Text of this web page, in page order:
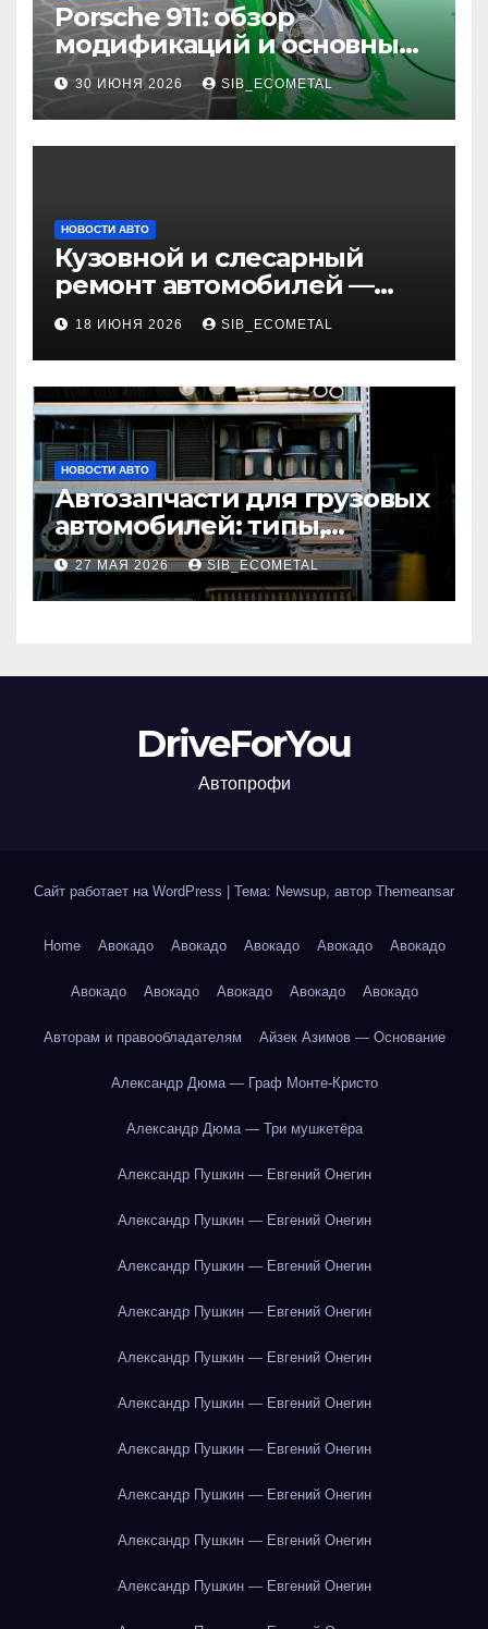
Porsche 911: обзор
модификаций и основные
характеристики
30 ИЮНЯ 2026 SIB_ECOMETAL
НОВОСТИ АВТО
Кузовной и слесарный
ремонт автомобилей —
наличие оригинальных
запчастей и типичные
сроки выполнения работ
18 ИЮНЯ 2026 SIB_ECOMETAL
НОВОСТИ АВТО
Автозапчасти для грузовых
автомобилей: типы,
совместимость и критерии
подбора
27 МАЯ 2026 SIB_ECOMETAL
DriveForYou
Автопрофи
Сайт работает на WordPress Тема: Newsup, автор Themeansar
Home Авокадо Авокадо Авокадо Авокадо Авокадо
Авокадо Авокадо Авокадо Авокадо Авокадо
Авторам и правообладателям Айзек Азимов — Основание
Александр Дюма — Граф Монте-Кристо
Александр Дюма — Три мушкетёра
Александр Пушкин — Евгений Онегин
Александр Пушкин — Евгений Онегин
Александр Пушкин — Евгений Онегин
Александр Пушкин — Евгений Онегин
Александр Пушкин — Евгений Онегин
Александр Пушкин — Евгений Онегин
Александр Пушкин — Евгений Онегин
Александр Пушкин — Евгений Онегин
Александр Пушкин — Евгений Онегин
Александр Пушкин — Евгений Онегин